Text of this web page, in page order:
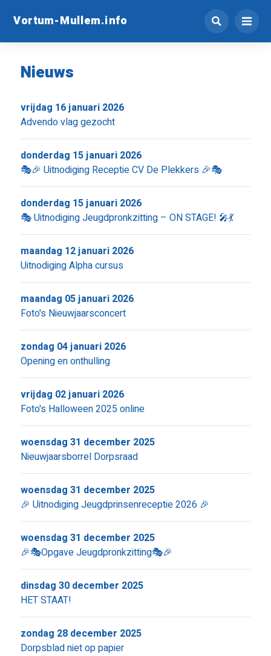
Vortum-Mullem.info
Nieuws
Advendo vlag gezocht
vrijdag 16 januari 2026
🎭🎉 Uitnodiging Receptie CV De Plekkers 🎉🎭
donderdag 15 januari 2026
🎭 Uitnodiging Jeugdpronkzitting – ON STAGE! 🎤💃
donderdag 15 januari 2026
Uitnodiging Alpha cursus
maandag 12 januari 2026
Foto's Nieuwjaarsconcert
maandag 05 januari 2026
Opening en onthulling
zondag 04 januari 2026
Foto's Halloween 2025 online
vrijdag 02 januari 2026
Nieuwjaarsborrel Dorpsraad
woensdag 31 december 2025
🎉 Uitnodiging Jeugdprinsenreceptie 2026 🎉
woensdag 31 december 2025
🎉🎭Opgave Jeugdpronkzitting🎭🎉
woensdag 31 december 2025
HET STAAT!
dinsdag 30 december 2025
Dorpsblad niet op papier
zondag 28 december 2025